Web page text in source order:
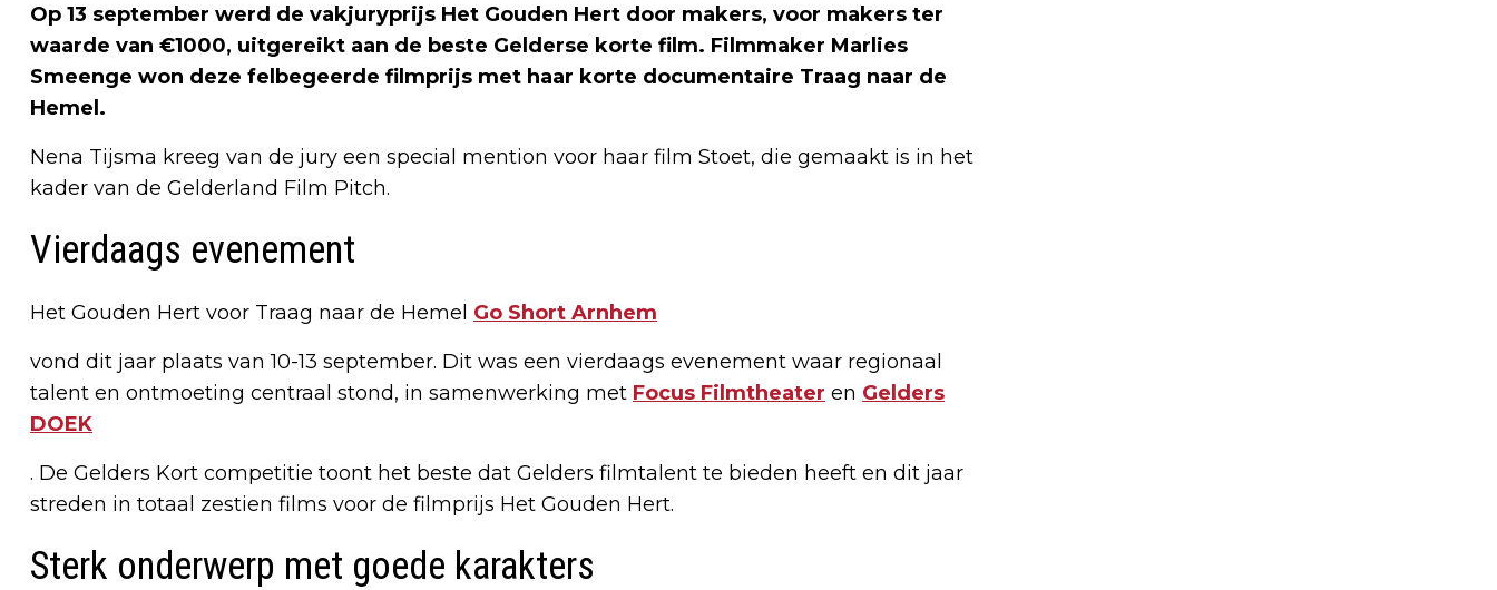
Op 13 september werd de vakjuryprijs Het Gouden Hert door makers, voor makers ter
waarde van €1000, uitgereikt aan de beste Gelderse korte film. Filmmaker Marlies
Smeenge won deze felbegeerde filmprijs met haar korte documentaire Traag naar de
Hemel.
Nena Tijsma kreeg van de jury een special mention voor haar film Stoet, die gemaakt is in het
kader van de Gelderland Film Pitch.
Vierdaags evenement
Het Gouden Hert voor Traag naar de Hemel Go Short Arnhem
vond dit jaar plaats van 10-13 september. Dit was een vierdaags evenement waar regionaal
talent en ontmoeting centraal stond, in samenwerking met Focus Filmtheater en Gelders
DOEK
. De Gelders Kort competitie toont het beste dat Gelders filmtalent te bieden heeft en dit jaar
streden in totaal zestien films voor de filmprijs Het Gouden Hert.
Sterk onderwerp met goede karakters